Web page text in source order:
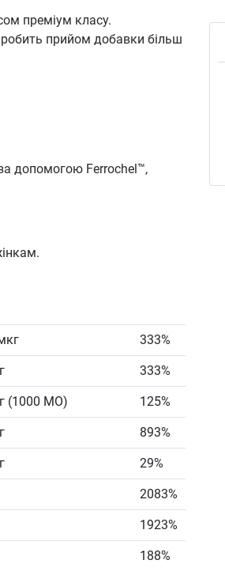
преміум класу.
прийом добавки більш
допомогою Ferrochel™,
333%
333%
(1000 МО)
125%
893%
29%
2083%
1923%
188%